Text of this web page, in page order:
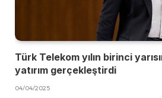
Türk Telekom yılın birinci
yatırım gerçekleştirdi
04/04/2025